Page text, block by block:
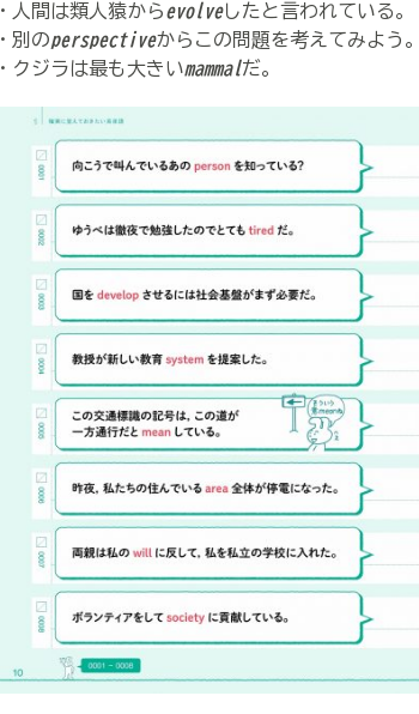
・人間は類人猿からevolveしたと言われている。
・別のperspectiveからこの問題を考えてみよう。
・クジラは最も大きいmammalだ。